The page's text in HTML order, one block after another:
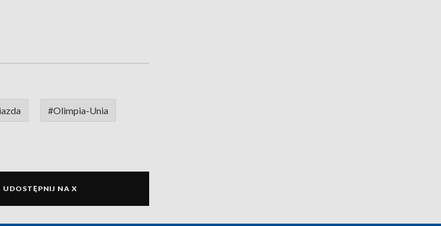
#Olimpia-Unia
UDOSTĘPNIJ NA X